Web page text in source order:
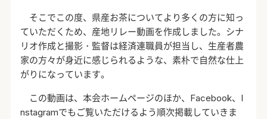
そこでこの度、県産お茶についてより多くの方に知っ
ていただくため、産地リレー動画を作成しました。シナ
リオ作成と撮影・監督は経済連職員が担当し、生産者農
家の方々が身近に感じられるような、素朴で自然な仕上
がりになっています。
この動画は、本会ホームページのほか、 Facebook、 I
nstagramでもご覧いただけるよう順次掲載していきま